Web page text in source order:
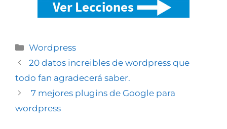
Wordpress
20 datos increibles de wordpress que
todo fan agradecerá saber.
7 mejores plugins de Google para
wordpress